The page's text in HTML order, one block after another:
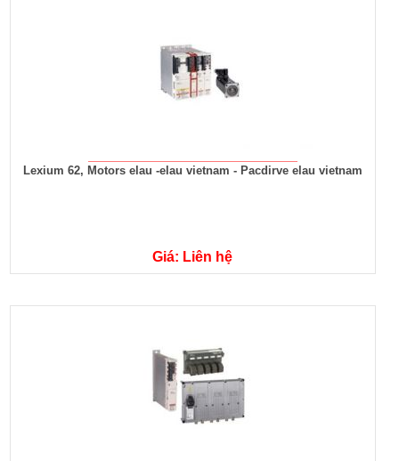
Lexium 62, Motors elau -elau vietnam - Pacdirve elau vietnam
Giá: Liên hệ